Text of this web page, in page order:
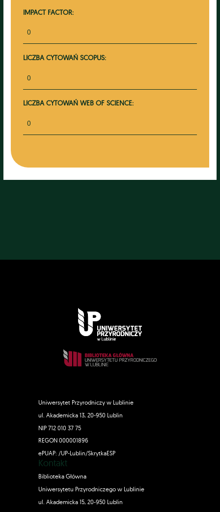
IMPACT FACTOR:
0
LICZBA CYTOWAŃ SCOPUS:
0
LICZBA CYTOWAŃ WEB OF SCIENCE:
0
Uniwersytet Przyrodniczy w Lublinie
ul. Akademicka 13, 20-950 Lublin
NIP 712 010 37 75
REGON 000001896
ePUAP: /UP-Lublin/SkrytkaESP
Kontakt
Biblioteka Główna
Uniwersytetu Przyrodniczego w Lublinie
ul. Akademicka 15, 20-950 Lublin